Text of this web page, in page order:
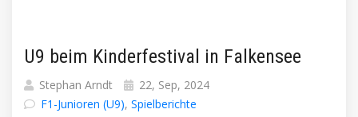
U9 beim Kinderfestival in Falkensee
Stephan Arndt
22, Sep, 2024
F1-Junioren (U9), Spielberichte